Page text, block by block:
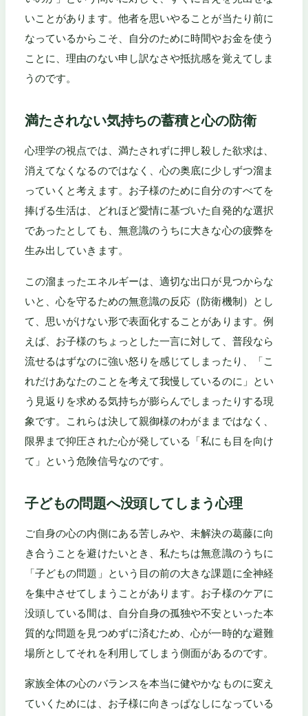
いことがあります。他者を思いやることが当たり前に
なっているからこそ、自分のために時間やお金を使う
ことに、理由のない申し訳なさや抵抗感を覚えてしま
うのです。
満たされない気持ちの蓄積と心の防衛
心理学の視点では、満たされずに押し殺した欲求は、
消えてなくなるのではなく、心の奥底に少しずつ溜ま
っていくと考えます。お子様のために自分のすべてを
捧げる生活は、どれほど愛情に基づいた自発的な選択
であったとしても、無意識のうちに大きな心の疲弊を
生み出していきます。
この溜まったエネルギーは、適切な出口が見つからな
いと、心を守るための無意識の反応（防衛機制）とし
て、思いがけない形で表面化することがあります。例
えば、お子様のちょっとした一言に対して、普段なら
流せるはずなのに強い怒りを感じてしまったり、「こ
れだけあなたのことを考えて我慢しているのに」とい
う見返りを求める気持ちが膨らんでしまったりする現
象です。これらは決して親御様のわがままではなく、
限界まで抑圧された心が発している「私にも目を向け
て」という危険信号なのです。
子どもの問題へ没頭してしまう心理
ご自身の心の内側にある苦しみや、未解決の葛藤に向
き合うことを避けたいとき、私たちは無意識のうちに
「子どもの問題」という目の前の大きな課題に全神経
を集中させてしまうことがあります。お子様のケアに
没頭している間は、自分自身の孤独や不安といった本
質的な問題を見つめずに済むため、心が一時的な避難
場所としてそれを利用してしまう側面があるのです。
家族全体の心のバランスを本当に健やかなものに変え
ていくためには、お子様に向きっぱなしになっている